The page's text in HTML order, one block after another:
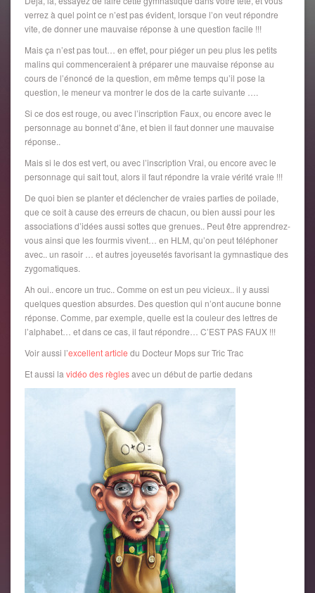
verrez à quel point ce n’est pas évident, lorsque l’on veut répondre
vite, de donner une mauvaise réponse à une question facile !!!
Mais ça n’est pas tout… en effet, pour piéger un peu plus les petits
malins qui commenceraient à préparer une mauvaise réponse au
cours de l’énoncé de la question, em même temps qu’il pose la
question, le meneur va montrer le dos de la carte suivante ….
Si ce dos est rouge, ou avec l’inscription Faux, ou encore avec le
personnage au bonnet d’âne, et bien il faut donner une mauvaise
réponse..
Mais si le dos est vert, ou avec l’inscription Vrai, ou encore avec le
personnage qui sait tout, alors il faut répondre la vraie vérité vraie !!!
De quoi bien se planter et déclencher de vraies parties de poilade,
que ce soit à cause des erreurs de chacun, ou bien aussi pour les
associations d’idées aussi sottes que grenues.. Peut être apprendrez-
vous ainsi que les fourmis vivent… en HLM, qu’on peut téléphoner
avec.. un rasoir … et autres joyeusetés favorisant la gymnastique des
zygomatiques.
Ah oui.. encore un truc.. Comme on est un peu vicieux.. il y aussi
quelques question absurdes. Des question qui n’ont aucune bonne
réponse. Comme, par exemple, quelle est la couleur des lettres de
l’alphabet… et dans ce cas, il faut répondre… C’EST PAS FAUX !!!
Voir aussi l’excellent article du Docteur Mops sur Tric Trac
Et aussi la vidéo des règlesavec un début de partie dedans